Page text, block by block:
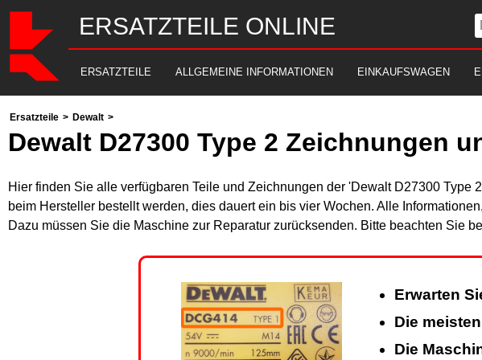
ERSATZTEILE ONLINE
ERSATZTEILE ALLGEMEINE INFORMATIONEN EINKAUFSWAGEN
Ersatzteile > Dewalt >
Dewalt D27300 Type 2 Zeichnungen
Hier finden Sie alle verfügbaren Teile und Zeichnungen der 'Dewalt D27300
beim Hersteller bestellt werden, dies dauert ein bis vier Wochen. Alle
Dazu müssen Sie die Maschine zur Reparatur zurücksenden. Bitte beachten Sie
Erwarten
Die
Die